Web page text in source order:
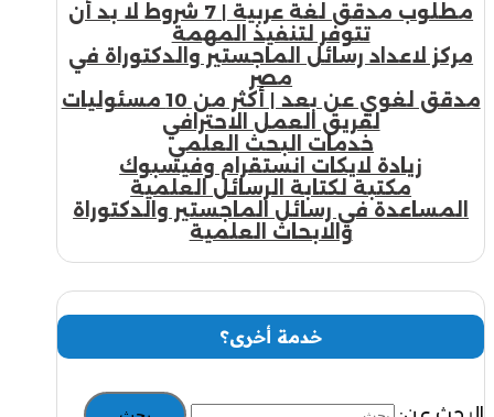
مطلوب مدقق لغة عربية | 7 شروط لا بد أن
تتوفر لتنفيذ المهمة
مركز لاعداد رسائل الماجستير والدكتوراة في
مصر
مدقق لغوي عن بعد | أكثر من 10 مسئوليات
لفريق العمل الاحترافي
خدمات البحث العلمي
زيادة لايكات انستقرام وفيسبوك
مكتبة لكتابة الرسائل العلمية
المساعدة في رسائل الماجستير والدكتوراة
والابحاث العلمية
خدمة أخرى؟